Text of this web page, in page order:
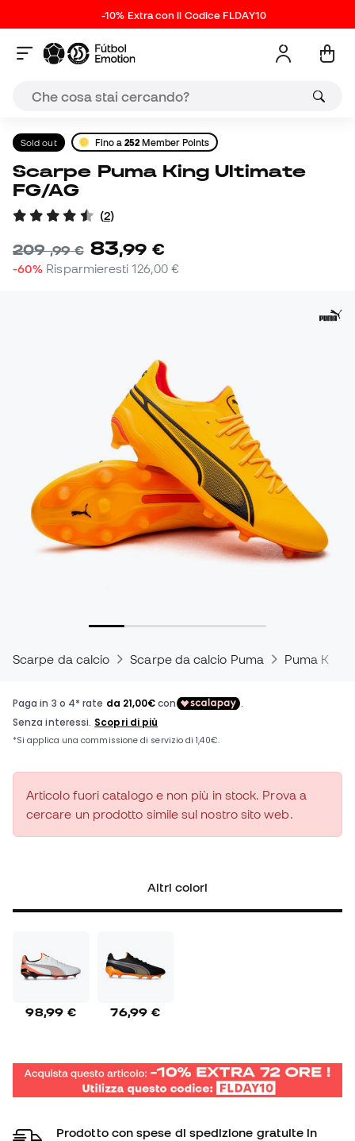
-10% Extra con il Codice FLDAY10
Sold out Fino a252 Member Points
Scarpe Puma King Ultimate
FG/AG
(2)
209,99 € 83,99 €
-60% Risparmieresti126,00 €
Scarpe da calcio Scarpe da calcio Puma Puma King
Articolo fuori catalogo e non più in stock. Prova a
cercare un prodotto simile sul nostro sito web.
Altri colori
98,99 € 76,99 €
Prodotto con spese di spedizione gratuite in